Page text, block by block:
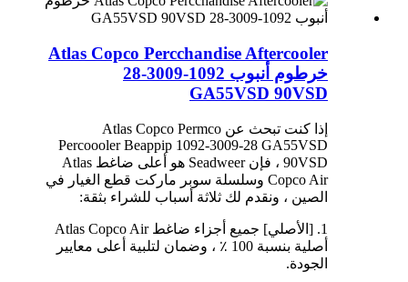
Atlas Copco Percchandise Aftercooler
خرطوم أنبوب 1092-3009-28
GA55VSD 90VSD
إذا كنت تبحث عن Atlas Copco Permco
Percoooler Beappip 1092-3009-28 GA55VSD
90VSD ، فإن Seadweer هو أعلى ضاغط Atlas
Copco Air وسلسلة سوبر ماركت قطع الغيار في
الصين ، ونقدم لك ثلاثة أسباب للشراء بثقة:
1. [الأصلي] جميع أجزاء ضاغط Atlas Copco Air
أصلية بنسبة 100 ٪ ، وضمان لتلبية أعلى معايير
الجودة.